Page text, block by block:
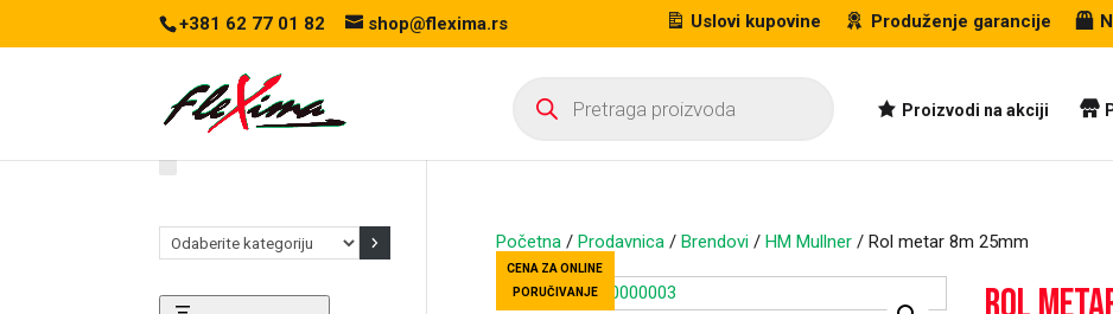
+381 62 77 01 82 shop@flexima.rs Uslovi kupovine Produženje garancije
search
Proizvodi na akciji
Početna/ Prodavnica/ Brendovi/ HM Mullner/ Rol metar 8m 25mm
CENA ZA ONLINE
PORUČIVANJE
Odaberite